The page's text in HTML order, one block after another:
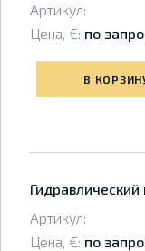
Артикул:
Цена, €: по
В
Артикул:
Цена, €: по